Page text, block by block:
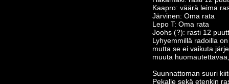
Kaapro: väärä leima
Järvinen: Oma rata
Lepo T: Oma rata
Joohs (?): rasti 12
Lyhyemmillä radoilla
mutta se ei vaikuta
muuta
Suunnattoman suuri
Pekalle sekä etenkin